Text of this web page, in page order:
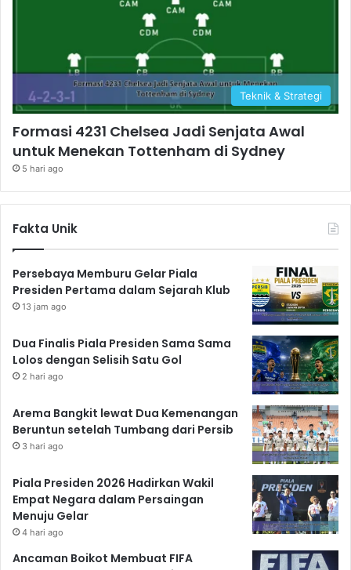
Teknik & Strategi
Formasi 4231 Chelsea Jadi Senjata Awal
untuk Menekan Tottenham di Sydney
5 hari ago
Fakta Unik
Persebaya Memburu Gelar Piala
Presiden Pertama dalam Sejarah Klub
13 jam ago
Dua Finalis Piala Presiden Sama Sama
Lolos dengan Selisih Satu Gol
2 hari ago
Arema Bangkit lewat Dua Kemenangan
Beruntun setelah Tumbang dari Persib
3 hari ago
Piala Presiden 2026 Hadirkan Wakil
Empat Negara dalam Persaingan
Menuju Gelar
4 hari ago
Ancaman Boikot Membuat FIFA